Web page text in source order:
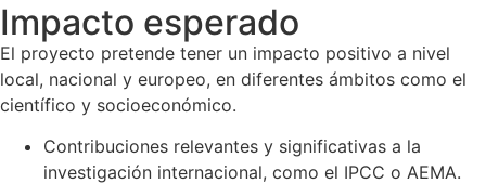
Impacto esperado
El proyecto pretende tener un impacto positivo a nivel
local, nacional y europeo, en diferentes ámbitos como el
científico y socioeconómico.
Contribuciones relevantes y significativas a la
investigación internacional, como el IPCC o AEMA.